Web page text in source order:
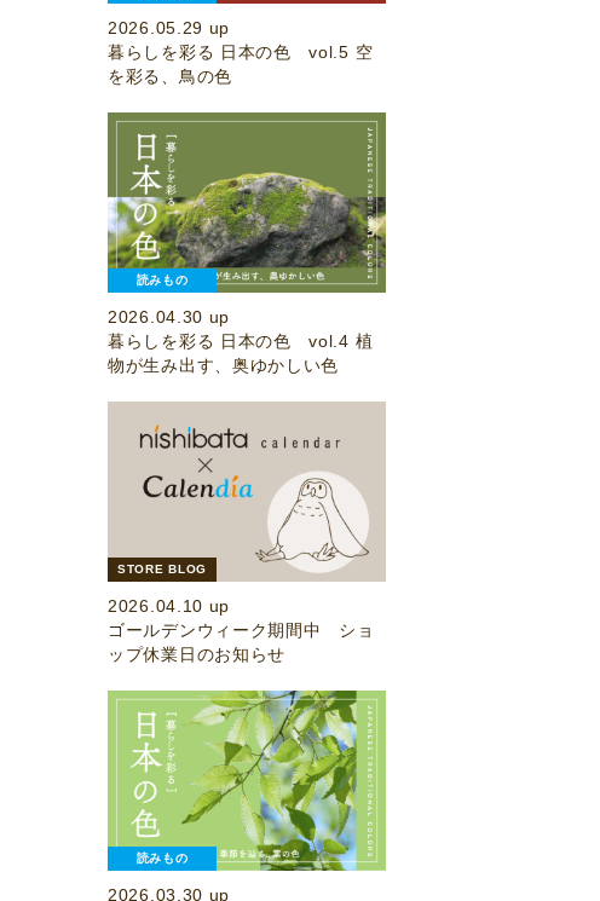
2026.05.29 up
暮らしを彩る 日本の色 vol.5 空
を彩る、鳥の色
読みもの
2026.04.30 up
暮らしを彩る 日本の色 vol.4 植
物が生み出す、奥ゆかしい色
STORE BLOG
2026.04.10 up
ゴールデンウィーク期間中 ショ
ップ休業日のお知らせ
読みもの
2026.03.30 up